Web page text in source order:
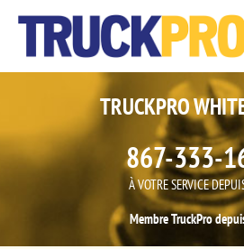
TRUCKPRO
867-333-
À VOTRE SERVICE
Membre TruckPro